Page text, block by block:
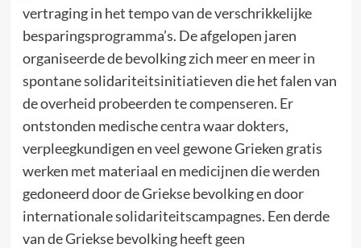
vertraging in het tempo van de verschrikkelijke
besparingsprogramma’s. De afgelopen jaren
organiseerde de bevolking zich meer en meer in
spontane solidariteitsinitiatieven die het falen van
de overheid probeerden te compenseren. Er
ontstonden medische centra waar dokters,
verpleegkundigen en veel gewone Grieken gratis
werken met materiaal en medicijnen die werden
gedoneerd door de Griekse bevolking en door
internationale solidariteitscampagnes. Een derde
van de Griekse bevolking heeft geen